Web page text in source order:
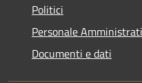
Politici
Personale
Documenti e dati